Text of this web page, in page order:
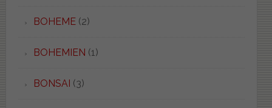
BOHEME(2)
BOHEMIEN (1)
BONSAI (3)